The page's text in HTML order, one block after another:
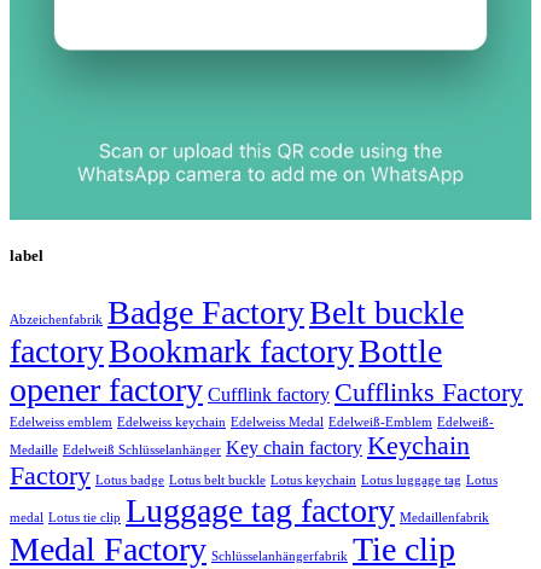
label
Abzeichenfabrik Badge FactoryBelt buckle
factoryBookmark factoryBottle
opener factory Cufflink factory Cufflinks Factory
Edelweiss emblem Edelweiss keychain Edelweiss Medal Edelweiß-Emblem Edelweiß-
Medaille Edelweiß Schlüsselanhänger Key chain factory Keychain
Factory Lotus badge Lotus belt buckle Lotus keychain Lotus luggage tag Lotus
medal Lotus tie clip Luggage tag factory Medaillenfabrik
Medal Factory Schlüsselanhängerfabrik Tie clip